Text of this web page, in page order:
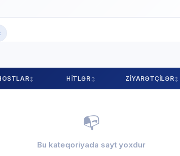
HITLƏR ZIYARƏTÇILƏR
📭
Bu kateqoriyada sayt yoxdur